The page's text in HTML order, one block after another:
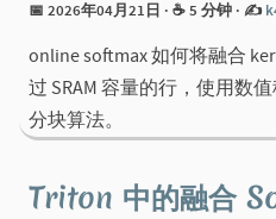
📅 2026年04月21日 · ☕ 5 分钟 · ✍️
online softmax 如何将融合
过 SRAM 容量的行，使用数
分块算法。
Triton 中的融合